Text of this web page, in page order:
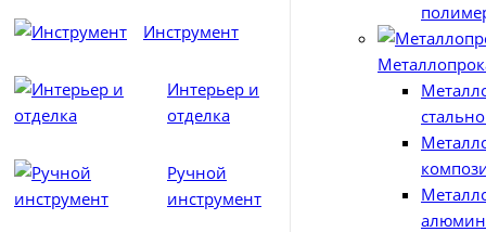
Инструмент
Интерьер и
отделка
Ручной
инструмент